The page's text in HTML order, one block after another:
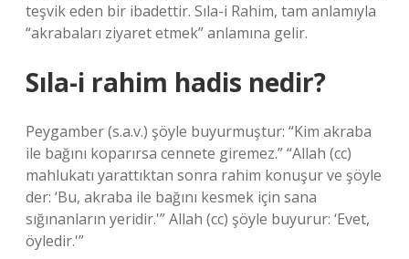
teşvik eden bir ibadettir. Sıla-i Rahim, tam anlamıyla
“akrabaları ziyaret etmek” anlamına gelir.
Sıla-i rahim hadis nedir?
Peygamber (s.a.v.) şöyle buyurmuştur: “Kim akraba
ile bağını koparırsa cennete giremez.” “Allah (cc)
mahlukatı yarattıktan sonra rahim konuşur ve şöyle
der: ‘Bu, akraba ile bağını kesmek için sana
sığınanların yeridir.'” Allah (cc) şöyle buyurur: ‘Evet,
öyledir.'”